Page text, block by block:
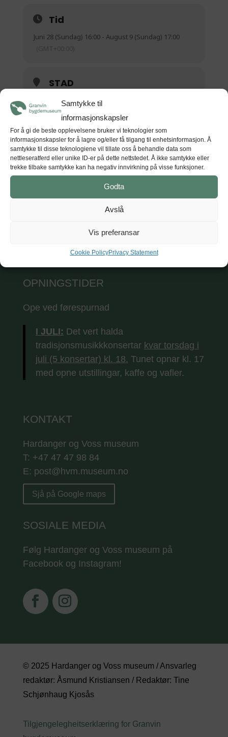
Samtykke til
informasjonskapsler
For å gi de beste opplevelsene bruker vi teknologier som
informasjonskapsler for å lagre og/eller få tilgang til enhetsinformasjon. Å
samtykke til disse teknologiene vil tillate oss å behandle data som
nettleseratferd eller unike ID-er på dette nettstedet. Å ikke samtykke eller
trekke tilbake samtykke kan ha negativ innvirkning på visse funksjoner.
Godta
Avslå
Vis preferansar
Cookie PolicyPrivacy Statement
Tid
Juni 28 (Sundag) 16:00 - August 9 (Sundag) 17:00
STAD
Skredhaugen
5781 Lofthus
GET DIRECTIONS
OPNINGSTIDER
Ope ved førespurnad
I JULI: Det vert halda
tradisjonsmusikkkonsertar kvar torsdag i
juli (5 konsertar) kl. 18. Tunet opnar kl. 17
med opne utstillingar, kaffe og vafler.
KONTAKT
Hardanger og Voss museum
T: +47 47 47 98 84
E: post@hvm.museum.no
Sjå på Google maps
SOSIALE MEDIA
Følg Hardanger og Voss museum på
Facebook og Instagram!
© 2025 Hardanger og Voss museum / Ansvarleg
redaktør: Åsmund Kristiansen / Redaktør: Tine
Schjønhaug Kjosås
Tilgjengelegheitserklæring for Granvin